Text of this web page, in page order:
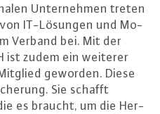
Un­ter­neh­men treten
IT-Lö­sun­gen und Mo­
Verband bei. Mit der
ist zudem ein weiterer
geworden. Diese
Sie schafft
es braucht, um die Her­